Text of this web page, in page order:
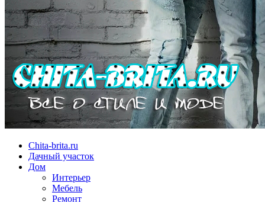
Chita-brita.ru
Дачный участок
Дом
Интерьер
Мебель
Ремонт